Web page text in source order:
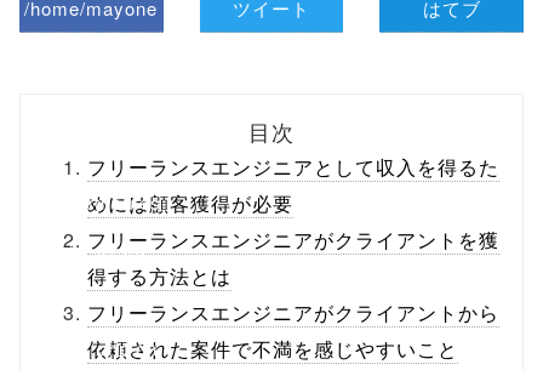
/home/mayone
content/themes
/tapbiz_theme/
parts/sns-
buttons.php on
ツイート はてブ
目次
フリーランスエンジニアとして収入を得るた
めには顧客獲得が必要
フリーランスエンジニアがクライアントを獲
得する方法とは
フリーランスエンジニアがクライアントから
依頼された案件で不満を感じやすいこと